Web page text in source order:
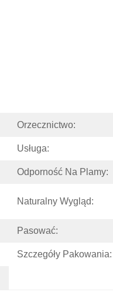
Orzecznictwo:
Usługa:
Odporność Na Plamy:
Naturalny Wygląd:
Pasować:
Szczegóły Pakowania: